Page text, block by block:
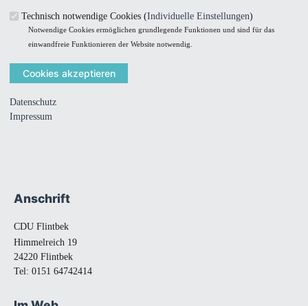
Familie Stegelmann | Himmelreich 19 | 24220 Flintbek
10.10.2026 14:00
Himmelreich Spielplatz
Fußbereich
Anschrift
CDU Flintbek
Himmelreich 19
24220 Flintbek
Tel: 0151 64742414
Technisch notwendige Cookies (Individuelle Einstellungen)
Notwendige Cookies ermöglichen grundlegende Funktionen und sind für das
einwandfreie Funktionieren der Website notwendig.
Datenschutz
Impressum